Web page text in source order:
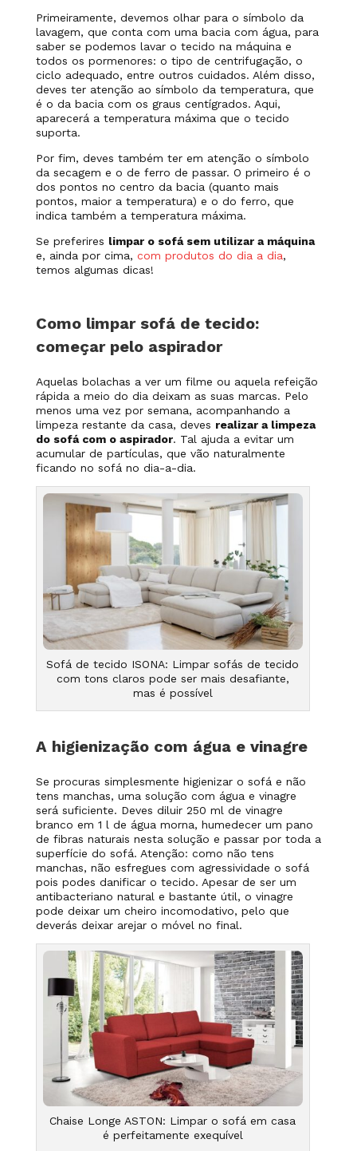
Primeiramente, devemos olhar para o símbolo da
lavagem, que conta com uma bacia com água, para
saber se podemos lavar o tecido na máquina e
todos os pormenores: o tipo de centrifugação, o
ciclo adequado, entre outros cuidados. Além disso,
deves ter atenção ao símbolo da temperatura, que
é o da bacia com os graus centígrados. Aqui,
aparecerá a temperatura máxima que o tecido
suporta.
Por fim, deves também ter em atenção o símbolo
da secagem e o de ferro de passar. O primeiro é o
dos pontos no centro da bacia (quanto mais
pontos, maior a temperatura) e o do ferro, que
indica também a temperatura máxima.
Se preferires limpar o sofá sem utilizar a máquina
e, ainda por cima, com produtos do dia a dia,
temos algumas dicas!
Como limpar sofá de tecido:
começar pelo aspirador
Aquelas bolachas a ver um filme ou aquela refeição
rápida a meio do dia deixam as suas marcas. Pelo
menos uma vez por semana, acompanhando a
limpeza restante da casa, deves realizar a limpeza
do sofá com o aspirador. Tal ajuda a evitar um
acumular de partículas, que vão naturalmente
ficando no sofá no dia-a-dia.
Sofá de tecido ISONA: Limpar sofás de tecido
com tons claros pode ser mais desafiante,
mas é possível
A higienização com água e vinagre
Se procuras simplesmente higienizar o sofá e não
tens manchas, uma solução com água e vinagre
será suficiente. Deves diluir 250 ml de vinagre
branco em 1 l de água morna, humedecer um pano
de fibras naturais nesta solução e passar por toda a
superfície do sofá. Atenção: como não tens
manchas, não esfregues com agressividade o sofá
pois podes danificar o tecido. Apesar de ser um
antibacteriano natural e bastante útil, o vinagre
pode deixar um cheiro incomodativo, pelo que
deverás deixar arejar o móvel no final.
Chaise Longe ASTON: Limpar o sofá em casa
é perfeitamente exequível